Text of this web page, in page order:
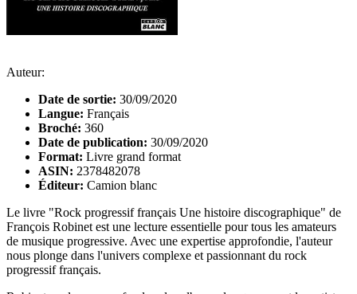
Auteur:
Date de sortie: 30/09/2020
Langue: Français
Broché: 360
Date de publication: 30/09/2020
Format: Livre grand format
ASIN: 2378482078
Éditeur: Camion blanc
Le livre "Rock progressif français Une histoire discographique" de
François Robinet est une lecture essentielle pour tous les amateurs
de musique progressive. Avec une expertise approfondie, l'auteur
nous plonge dans l'univers complexe et passionnant du rock
progressif français.